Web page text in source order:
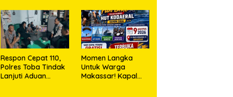
Warga Kurang
Mampu
Respon Cepat 110,
Polres Toba Tindak
Lanjuti Aduan
Momen Langka
Untuk Warga
Makassar! Kapal